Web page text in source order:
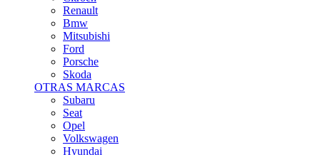
Bmw
Mitsubishi
Ford
Porsche
Skoda
OTRAS MARCAS
Subaru
Seat
Opel
Volkswagen
Hyundai
Fiat, Alfa Romeo, Lancia, Jeep